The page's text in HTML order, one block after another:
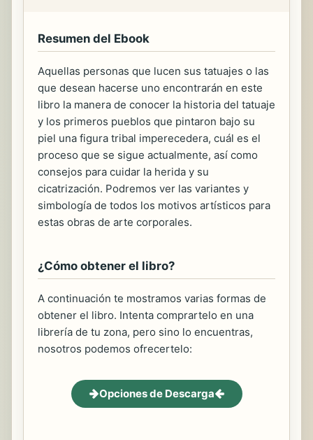
Resumen del Ebook
Aquellas personas que lucen sus tatuajes o las
que desean hacerse uno encontrarán en este
libro la manera de conocer la historia del tatuaje
y los primeros pueblos que pintaron bajo su
piel una figura tribal imperecedera, cuál es el
proceso que se sigue actualmente, así como
consejos para cuidar la herida y su
cicatrización. Podremos ver las variantes y
simbología de todos los motivos artísticos para
estas obras de arte corporales.
¿Cómo obtener el libro?
A continuación te mostramos varias formas de
obtener el libro. Intenta comprartelo en una
librería de tu zona, pero sino lo encuentras,
nosotros podemos ofrecertelo:
Opciones de Descarga